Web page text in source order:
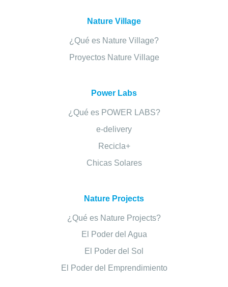
Nature Village
¿Qué es Nature Village?
Proyectos Nature Village
Power Labs
¿Qué es POWER LABS?
e-delivery
Recicla+
Chicas Solares
Nature Projects
¿Qué es Nature Projects?
El Poder del Agua
El Poder del Sol
El Poder del Emprendimiento